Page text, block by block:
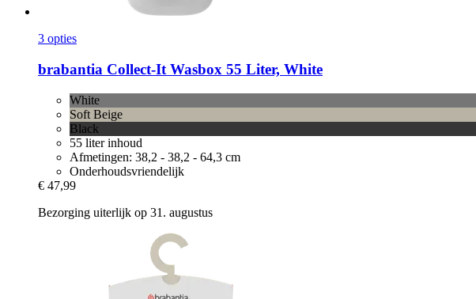
3 opties
brabantia Collect-​It Wasbox 55 Liter, White
White
Soft Beige
Black
55 liter inhoud
Afmetingen: 38,2 - 38,2 - 64,3 cm
Onderhoudsvriendelijk
€ 47,99
Bezorging uiterlijk op 31. augustus